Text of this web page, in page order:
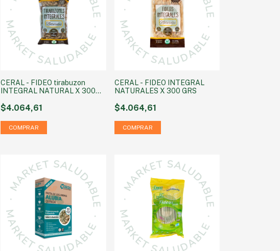
CERAL - FIDEO tirabuzon
INTEGRAL NATURAL X 300
$4.064,61
CERAL - FIDEO INTEGRAL
NATURALES X 300 GRS
$4.064,61